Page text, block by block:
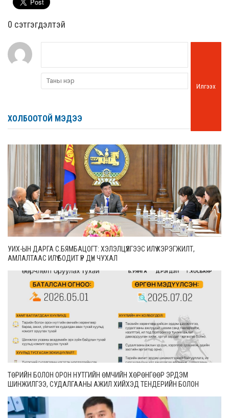
0 cэтгэгдэлтэй
Илгээх
ХОЛБООТОЙ МЭДЭЭ
УИХ-ЫН ДАРГА С.БЯМБАЦОГТ: ХЭЛЭЛЦҮҮЛГЭЭС ИЛҮҮ ХЭРЭГЖИЛТ,
АМЛАЛТААС ИЛҮҮ БОДИТ ҮР ДҮН ЧУХАЛ
ТӨРИЙН БОЛОН ОРОН НУТГИЙН ӨМЧИЙН ХӨРӨНГӨӨР ЭРДЭМ
ШИНЖИЛГЭЭ, СУДАЛГААНЫ АЖИЛ ХИЙХЭД ТЕНДЕРИЙН БОЛОН